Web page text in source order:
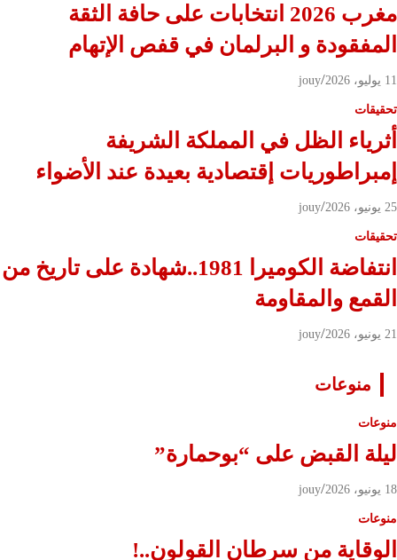
مغرب 2026 انتخابات على حافة الثقة
المفقودة و البرلمان في قفص الإتهام
11 يوليو، 2026 jouy
تحقيقات
أثرياء الظل في المملكة الشريفة
إمبراطوريات إقتصادية بعيدة عند الأضواء
25 يونيو، 2026 jouy
تحقيقات
انتفاضة الكوميرا 1981..شهادة على تاريخ من
القمع والمقاومة
21 يونيو، 2026 jouy
منوعات
منوعات
ليلة القبض على “بوحمارة”
18 يونيو، 2026 jouy
منوعات
الوقاية من سرطان القولون..!